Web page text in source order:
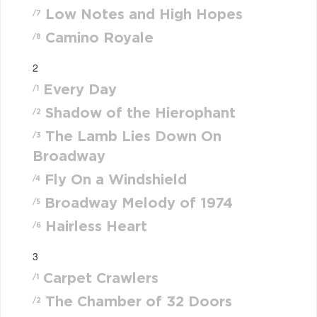
/7 Low Notes and High Hopes
/8 Camino Royale
2
/1 Every Day
/2 Shadow of the Hierophant
/3
The Lamb Lies Down On
Broadway
/4 Fly On a Windshield
/5 Broadway Melody of 1974
/6 Hairless Heart
3
/1 Carpet Crawlers
/2 The Chamber of 32 Doors